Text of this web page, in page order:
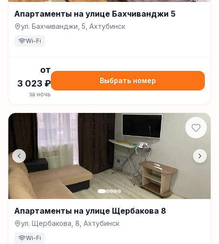
Апартаменты на улице Бахчиванджи 5
ул. Бахчиванджи, 5, Ахтубинск
Wi-Fi
от
3 023 ₽
за ночь
Выбрать номер
Апартаменты на улице Щербакова 8
ул. Щербакова, 8, Ахтубинск
Wi-Fi